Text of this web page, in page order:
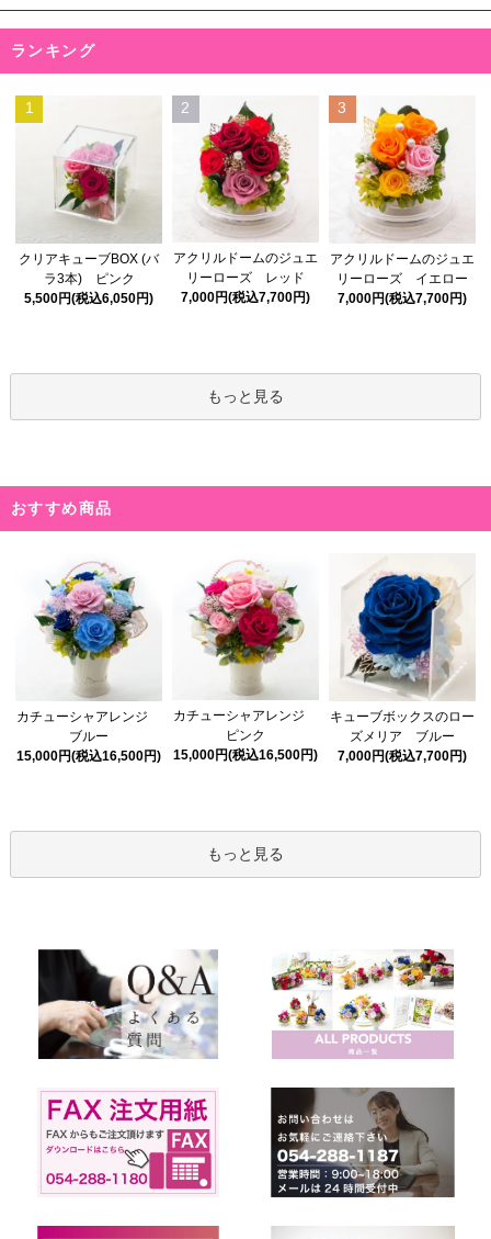
ランキング
1
クリアキューブBOX (バ
ラ3本) ピンク
5,500円(税込6,050円)
2
アクリルドームのジュエ
リーローズ レッド
7,000円(税込7,700円)
3
アクリルドームのジュエ
リーローズ イエロー
7,000円(税込7,700円)
もっと見る
おすすめ商品
カチューシャアレンジ
ブルー
15,000円(税込16,500円)
カチューシャアレンジ
ピンク
15,000円(税込16,500円)
キューブボックスのロー
ズメリア ブルー
7,000円(税込7,700円)
もっと見る